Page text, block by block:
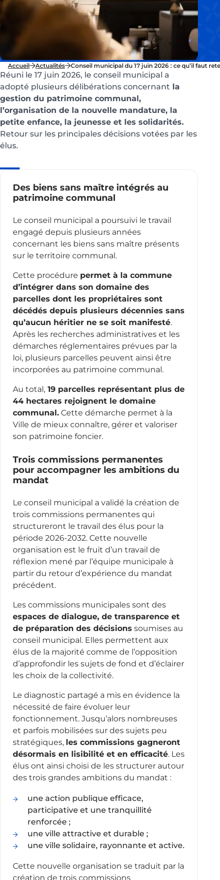
Accueil Actualités Conseil municipal du 17 juin 2026 : ce qu’il faut
Réuni le 17 juin 2026, le conseil municipal a
adopté plusieurs délibérations concernant la
gestion du patrimoine communal,
l’organisation de la nouvelle mandature, la
petite enfance, la jeunesse et les solidarités.
Retour sur les principales décisions votées par les
élus.
Des biens sans maître intégrés au
patrimoine communal
Le conseil municipal a poursuivi le travail
engagé depuis plusieurs années
concernant les biens sans maître présents
sur le territoire communal.
Cette procédure permet à la commune
d’intégrer dans son domaine des
parcelles dont les propriétaires sont
décédés depuis plusieurs décennies sans
qu’aucun héritier ne se soit manifesté.
Après les recherches administratives et les
démarches réglementaires prévues par la
loi, plusieurs parcelles peuvent ainsi être
incorporées au patrimoine communal.
Au total,19 parcelles représentant plus de
44 hectares rejoignent le domaine
communal.Cette démarche permet à la
Ville de mieux connaître, gérer et valoriser
son patrimoine foncier.
Trois commissions permanentes
pour accompagner les ambitions du
mandat
Le conseil municipal a validé la création de
trois commissions permanentes qui
structureront le travail des élus pour la
période 2026-2032. Cette nouvelle
organisation est le fruit d’un travail de
réflexion mené par l’équipe municipale à
partir du retour d’expérience du mandat
précédent.
Les commissions municipales sont des
espaces de dialogue, de transparence et
de préparation des décisions soumises au
conseil municipal. Elles permettent aux
élus de la majorité comme de l’opposition
d’approfondir les sujets de fond et d’éclairer
les choix de la collectivité.
Le diagnostic partagé a mis en évidence la
nécessité de faire évoluer leur
fonctionnement. Jusqu’alors nombreuses
et parfois mobilisées sur des sujets peu
stratégiques, les commissions gagneront
désormais en lisibilité et en efficacité. Les
élus ont ainsi choisi de les structurer autour
des trois grandes ambitions du mandat :
une action publique efficace,
participative et une tranquillité
renforcée ;
une ville attractive et durable ;
une ville solidaire, rayonnante et active.
Cette nouvelle organisation se traduit par la
création de trois commissions